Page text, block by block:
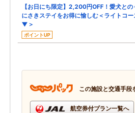
【お日にち限定】2,200円OFF！愛犬との
にさきステイをお得に愉しむ＜ライトコー
▼＞
ポイントUP
この施設と交通手段
航空券付プラン一覧へ